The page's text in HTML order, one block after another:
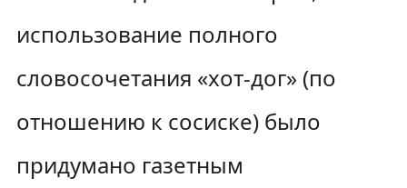
использование полного
словосочетания «хот-дог» (по
отношению к сосиске) было
придумано газетным